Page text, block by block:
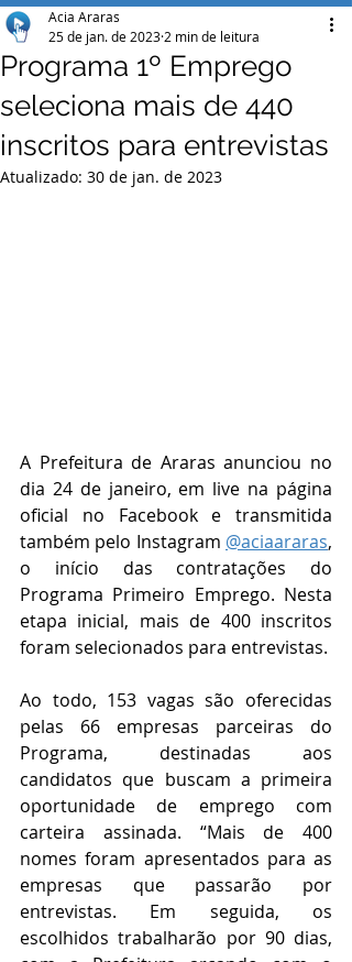
Programa 1º Emprego
seleciona mais de 440
inscritos para entrevistas
Acia Araras
25 de jan. de 2023 2 min de leitura
Atualizado: 30 de jan. de 2023
A Prefeitura de Araras anunciou no
dia 24 de janeiro, em live na página
oficial no Facebook e transmitida
também pelo Instagram @aciaararas,
o início das contratações do
Programa Primeiro Emprego. Nesta
etapa inicial, mais de 400 inscritos
foram selecionados para entrevistas.
Ao todo, 153 vagas são oferecidas
pelas 66 empresas parceiras do
Programa, destinadas aos
candidatos que buscam a primeira
oportunidade de emprego com
carteira assinada. “Mais de 400
nomes foram apresentados para as
empresas que passarão por
entrevistas. Em seguida, os
escolhidos trabalharão por 90 dias,